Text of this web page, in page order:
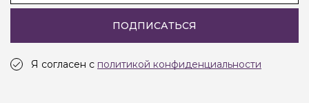
ПОДПИСАТЬСЯ
Я согласен с политикой конфиденциальности